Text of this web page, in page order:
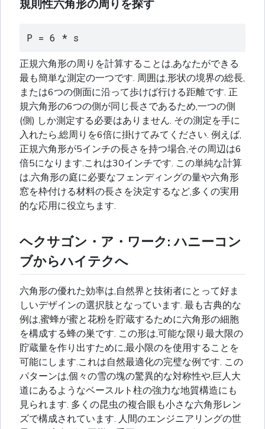
規則性六角形の周りを探す
P = 6 * s
正規六角形の周りを計算することは,あなたができる
最も簡単な測定の一つです. 周囲は,形状の境界の総長,
または6つの側面に沿って歩けば行ける距離です. 正
規六角形の6つの側が同じ長さであるため,一つの側
(側) しか測定する必要はありません. その測定を手に
入れたら,総周りを6倍に掛けてみてください. 例えば,
正規六角形が5インチの長さを持つ場合,その周辺は6
倍5になります.これは30インチです. この単純な計算
は,六角形の庭に必要なフェンディングの量や六角形
窓を枠付ける材料の長さを決定するなど,多くの実用
的な応用に役立ちます.
ヘクサゴン・ア・ワーク: ハニーコン
ブからハイテクへ
六角形の優れた効率は,自然界と技術者にとって好ま
しいデザインの選択肢となっています. 最も古典的な
例は,蜜蜂が蜜と花粉を貯蔵するために六角形の細胞
を構成する蜂の巣です. この形は,可能な限り最大限の
貯蔵量を作り出すために,最小限のを使用することを
可能にします.これは自然最適化の完璧な例です. この
パターンは,個々の雪の塊の驚異的な対称性や,巨人大
道にあるようなベースルト柱の強力な地質構造にも
見られます. 多くの昆虫の複合眼も小さな六角形レン
ズで構成されています. 人間のエンジニアリングの世